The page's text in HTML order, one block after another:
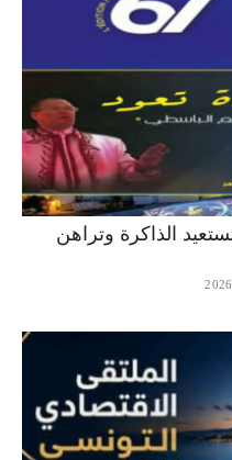
الذاكرة وتراهن